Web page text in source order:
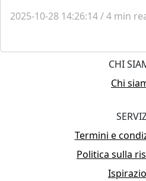
2025-10-28 14:26:14/4 min
CHI
Chi
Termini e
Politica sulla